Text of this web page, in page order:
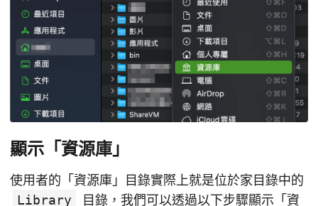
顯示「資源庫」
使用者的「資源庫」目錄實際上就是位於家目錄中的
Library
目錄，我們可以透過以下步驟顯示「資